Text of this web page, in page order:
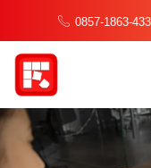
0857-1863-